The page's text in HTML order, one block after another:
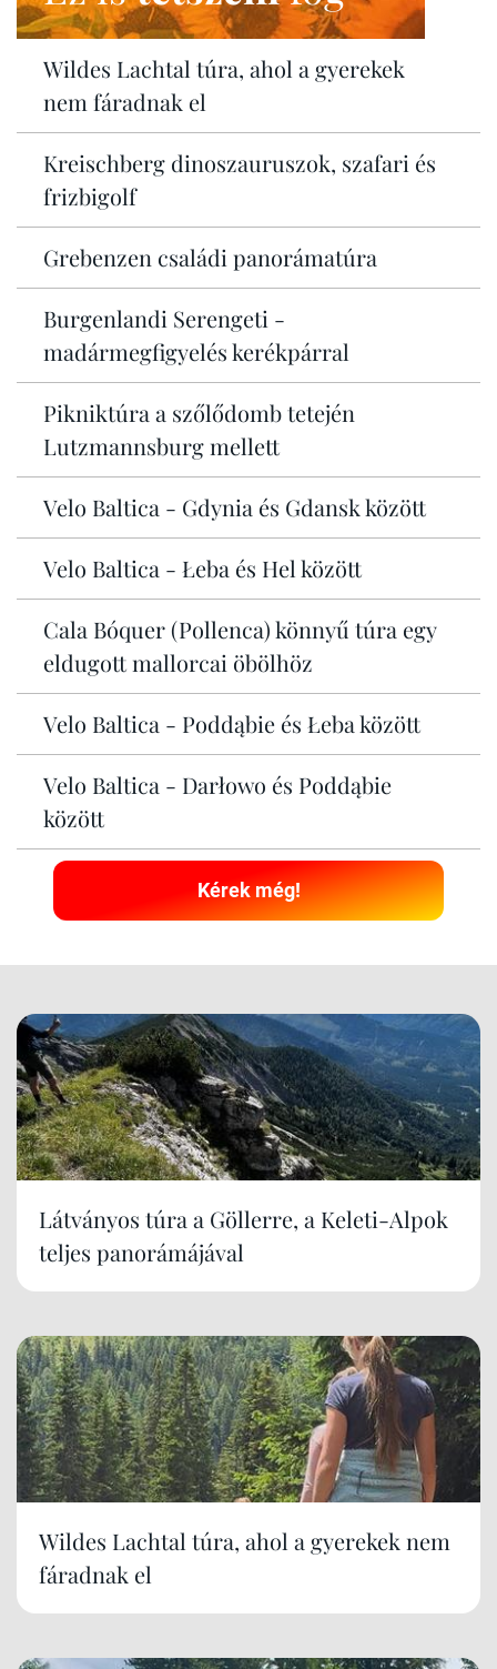
Wildes Lachtal túra, ahol a gyerekek
nem fáradnak el
Kreischberg dinoszauruszok, szafari és
frizbigolf
Grebenzen családi panorámatúra
Burgenlandi Serengeti -
madármegfigyelés kerékpárral
Pikniktúra a szőlődomb tetején
Lutzmannsburg mellett
Velo Baltica - Gdynia és Gdansk között
Velo Baltica - Łeba és Hel között
Cala Bóquer (Pollenca) könnyű túra egy
eldugott mallorcai öbölhöz
Velo Baltica - Poddąbie és Łeba között
Velo Baltica - Darłowo és Poddąbie
között
Kérek még!
Látványos túra a Göllerre, a Keleti-Alpok
teljes panorámájával
Wildes Lachtal túra, ahol a gyerekek nem
fáradnak el